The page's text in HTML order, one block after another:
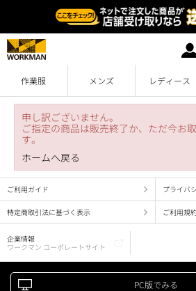
作業服 メンズ レディース
申し訳ございません。
ご指定の商品は販売終了か、ただ今お
す。
ホームへ戻る
ご利用ガイド プライバ
特定商取引法に基づく表示 ご利用規
企業情報
ワークマン コーポレートサイト
PC版でみる